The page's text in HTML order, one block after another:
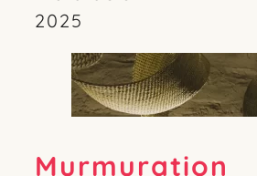
2025
Murmuration